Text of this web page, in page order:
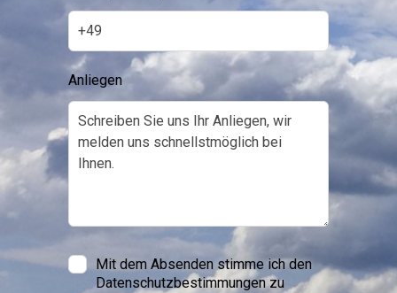
Anliegen
Mit dem Absenden stimme ich den
Datenschutzbestimmungen zu